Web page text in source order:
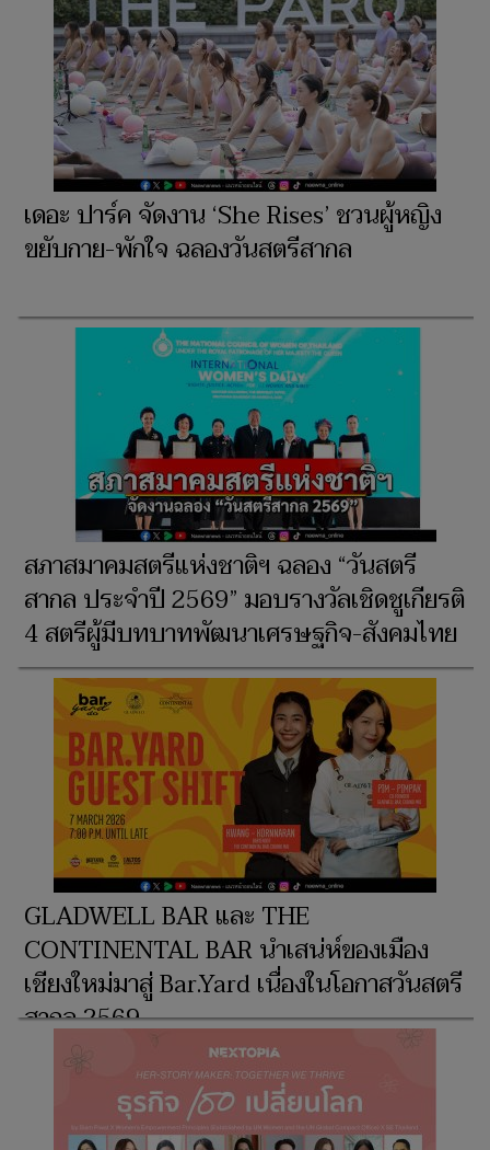
เดอะ ปาร์ค จัดงาน ‘She Rises’ ชวนผู้หญิง
ขยับกาย-พักใจ ฉลองวันสตรีสากล
สภาสมาคมสตรีแห่งชาติฯ ฉลอง “วันสตรี
สากล ประจำปี 2569” มอบรางวัลเชิดชูเกียรติ
4 สตรีผู้มีบทบาทพัฒนาเศรษฐกิจ-สังคมไทย
GLADWELL BAR และ THE
CONTINENTAL BAR นำเสน่ห์ของเมือง
เชียงใหม่มาสู่ Bar.Yard เนื่องในโอกาสวันสตรี
สากล 2569